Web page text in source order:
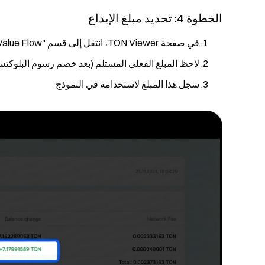
الخطوة 4: تحديد مبلغ الإيداع
في صفحة TON Viewer، انتقل إلى قسم "Value Flow"
لاحظ المبلغ الفعلي المستلم (بعد خصم رسوم
سجل هذا المبلغ لاستخدامه في النموذج